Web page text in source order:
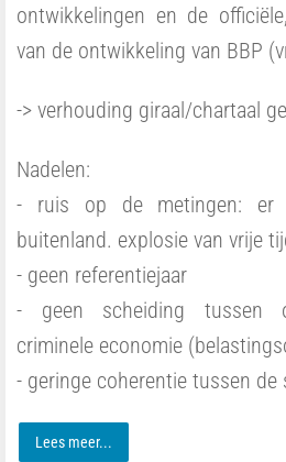
ontwikkelingen en de
van de ontwikkeling van BBP
-> verhouding giraal/chartaal
Nadelen:
- ruis op de metingen:
buitenland. explosie van vrije
- geen referentiejaar
- geen scheiding tussen
criminele economie
- geringe coherentie tussen de
Lees meer...